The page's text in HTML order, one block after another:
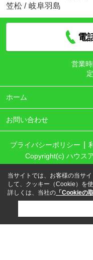
笠松 / 岐阜羽島
電
営業時
ホーム
お問い合わせ
プライバシーポリシー
Copyright(c) ハウス
当サイトでは、お客様の当サ
して、クッキー（Cookie）を
詳しくは、当社の 「Cookieの